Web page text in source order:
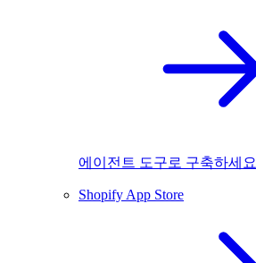
에이전트 도구로 구축하세요
Shopify App Store